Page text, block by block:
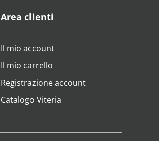
Area clienti
Il mio account
Il mio carrello
Registrazione account
Catalogo Viteria